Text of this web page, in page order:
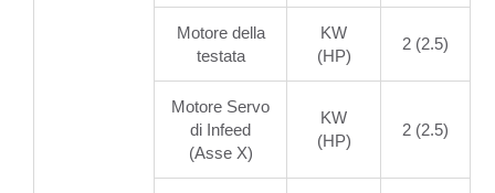
Motore della
testata
KW
(HP)
2 (2.5)
Motore Servo
di Infeed
(Asse X)
KW
(HP)
2 (2.5)